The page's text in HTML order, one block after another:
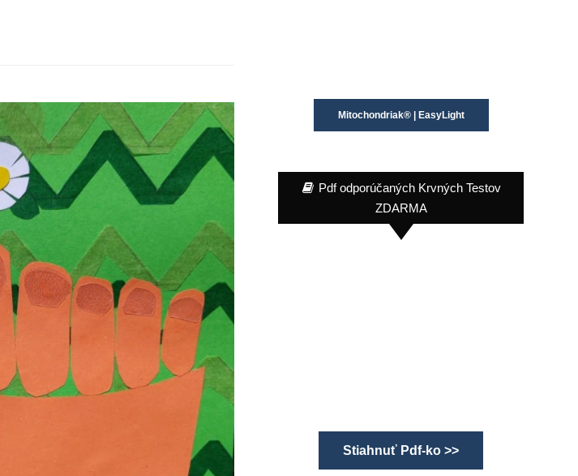
Mitochondriak® | EasyLight
Pdf odporúčaných Krvných Testov
ZDARMA
Stiahnuť Pdf-ko >>